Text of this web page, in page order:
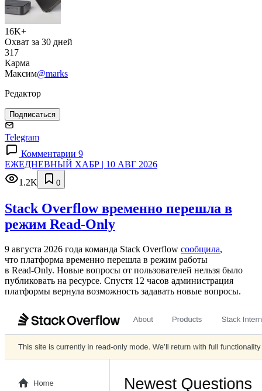
16K+
Охват за 30 дней
317
Карма
Максим@marks
Редактор
Подписаться
Telegram
Комментарии 9
ЕЖЕДНЕВНЫЙ ХАБР | 10 АВГ 2026
1.2K
0
Stack Overflow временно перешла в
режим Read-Only
9 августа 2026 года команда Stack Overflow сообщила,
что платформа временно перешла в режим работы
в Read‑Only. Новые вопросы от пользователей нельзя было
публиковать на ресурсе. Спустя 12 часов администрация
платформы вернула возможность задавать новые вопросы.